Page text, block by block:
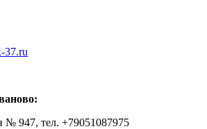
37.ru
947, тел. +79051087975